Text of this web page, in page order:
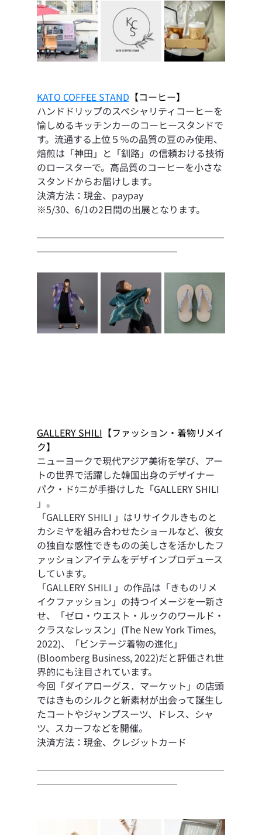
KATO COFFEE STAND 【コーヒー】
ハンドドリップのスペシャリティコーヒーを
愉しめるキッチンカーのコーヒースタンドで
す。流通する上位５％の品質の豆のみ使用、
焙煎は「神田」と「釧路」の信頼おける技術
のロースターで。高品質のコーヒーを小さな
スタンドからお届けします。
決済方法：現金、paypay
※5/30、6/1の2日間の出展となります。
────────────────────
───────────────
GALLERY SHILI 【ファッション・着物リメイ
ク】
ニューヨークで現代アジア美術を学び、アー
トの世界で活躍した韓国出身のデザイナー
パク・ドｳニが手掛けした「GALLERY SHILI
」。
「GALLERY SHILI 」はリサイクルきものと
カシミヤを組み合わせたショールなど、彼女
の独自な感性できものの美しさを活かしたフ
ァッションアイテムをデザインプロデュース
しています。
「GALLERY SHILI 」の作品は「きものリメ
イクファッション」の持つイメージを一新さ
せ、「ゼロ・ウエスト・ルックのワールド・
クラスなレッスン」(The New York Times,
2022)、「ビンテージ着物の進化」
(Bloomberg Business, 2022)だと評価され世
界的にも注目されています。
今回「ダイアローグス．マーケット」の店頭
ではきものシルクと新素材が出会って誕生し
たコートやジャンプスーツ、ドレス、シャ
ツ、スカーフなどを開催。
決済方法：現金、クレジットカード
────────────────────
───────────────